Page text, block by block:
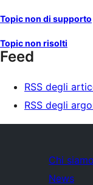
Topic non di supporto
Topic non risolti
Feed
RSS degli
RSS degli
Chi siamo
News